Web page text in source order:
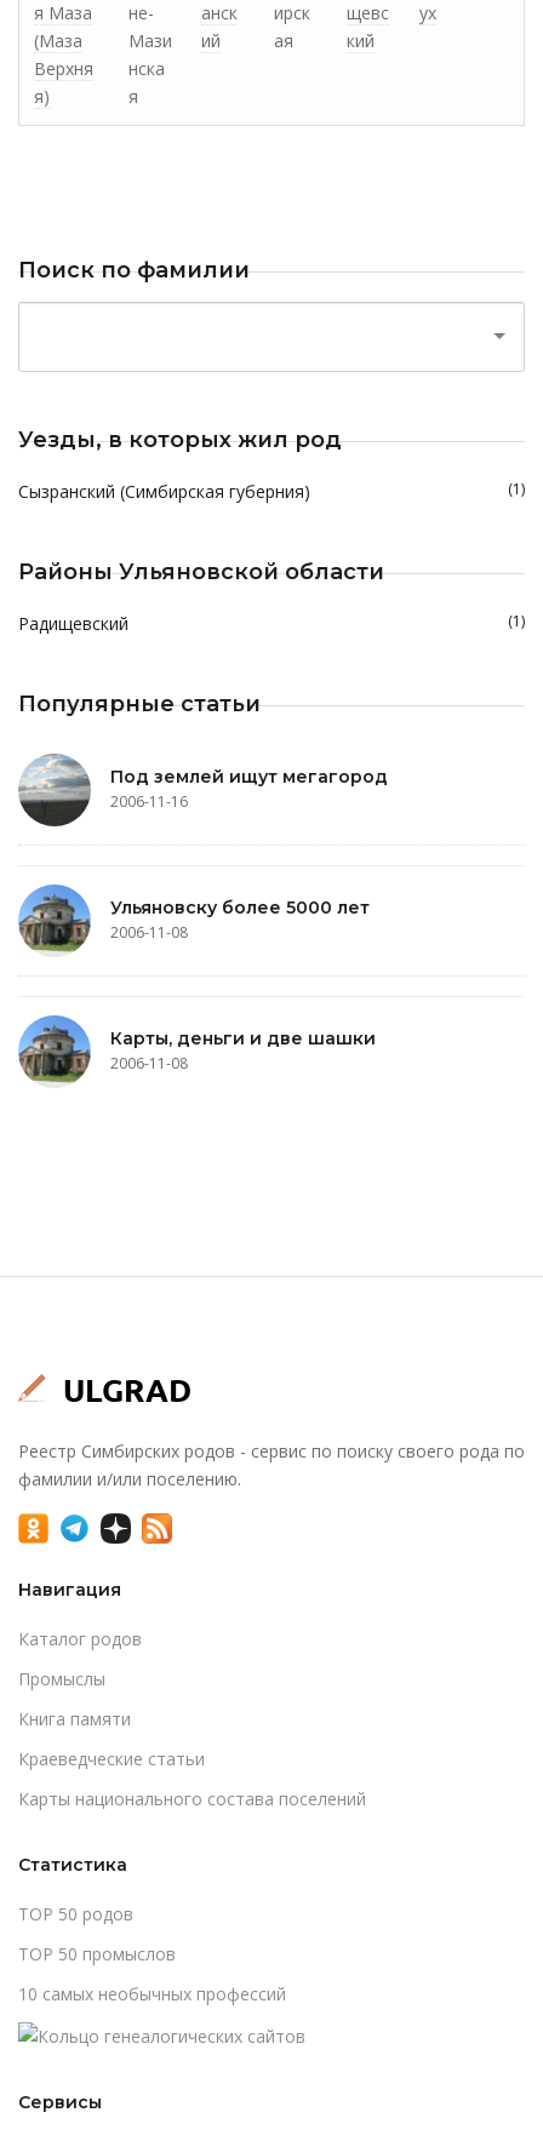
я Маза
(Маза
Верхня
я)
не-
Мази
нска
я
анск
ий
ирск
ая
щевс
кий
ух
Поиск по фамилии
Уезды, в которых жил род
Сызранский (Симбирская губерния) (1)
Районы Ульяновской области
Радищевский (1)
Популярные статьи
Под землей ищут мегагород
2006-11-16
Ульяновску более 5000 лет
2006-11-08
Карты, деньги и две шашки
2006-11-08
Реестр Симбирских родов - сервис по поиску своего рода по
фамилии и/или поселению.
Навигация
Каталог родов
Промыслы
Книга памяти
Краеведческие статьи
Карты национального состава поселений
Статистика
TOP 50 родов
TOP 50 промыслов
10 самых необычных профессий
Сервисы